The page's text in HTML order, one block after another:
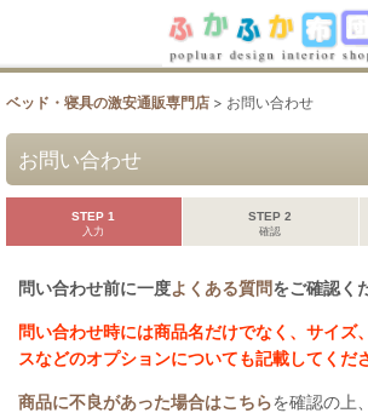
ベッド・寝具の激安通販専門店 > お問い合わせ
お問い合わせ
STEP 1
入力
STEP 2
確認
問い合わせ前に一度よくある質問をご確認く
問い合わせ時には商品名だけでなく、サイズ
スなどのオプションについても記載してくだ
商品に不良があった場合はこちらを確認の上